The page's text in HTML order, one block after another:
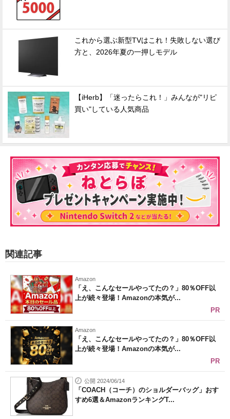
これから選ぶ新型TVはこれ！失敗しない選び
方と、2026年夏の一押しモデル
【iHerb】「迷ったらこれ！」みんなが"リピ
買い"している人気商品
関連記事
Amazon
「え、こんなセールやってたの？」80％OFF以
上が続々登場！Amazonの本気が...
PR
Amazon
「え、こんなセールやってたの？」80％OFF以
上が続々登場！Amazonの本気が...
PR
公開 2024/06/14
「COACH（コーチ）のショルダーバッグ」おす
すめ6選＆AmazonランキングT...